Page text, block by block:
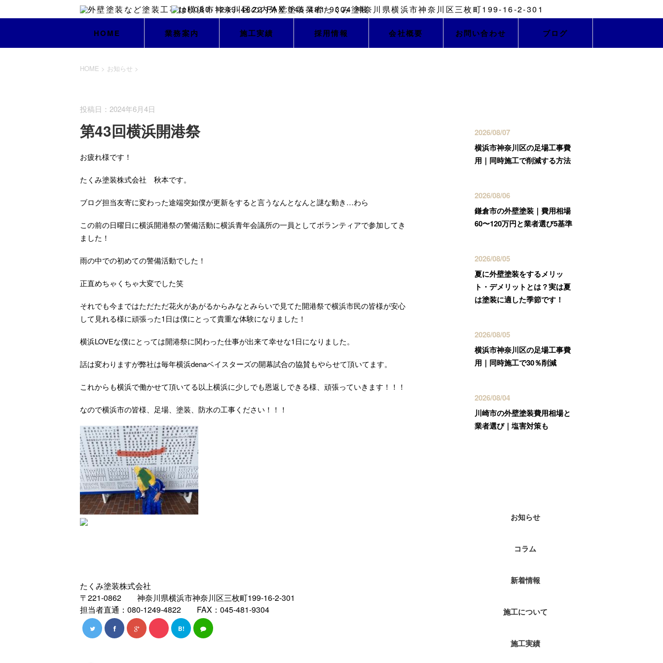
HOME 業務案内 施工実績 採用情報 会社概要 お問い合わせ ブログ
HOME > お知らせ >
投稿日：2024年6月4日
第43回横浜開港祭
お疲れ様です！
たくみ塗装株式会社 秋本です。
ブログ担当友寄に変わった途端突如僕が更新をすると言うなんとなんと謎な動き…わら
この前の日曜日に横浜開港祭の警備活動に横浜青年会議所の一員としてボランティアで参加してき
ました！
雨の中での初めての警備活動でした！
正直めちゃくちゃ大変でした笑
それでも今まではただただ花火があがるからみなとみらいで見てた開港祭で横浜市民の皆様が安心
して見れる様に頑張った1日は僕にとって貴重な体験になりました！
横浜LOVEな僕にとっては開港祭に関わった仕事が出来て幸せな1日になりました。
話は変わりますが弊社は毎年横浜denaベイスターズの開幕試合の協賛もやらせて頂いてます。
これからも横浜で働かせて頂いてる以上横浜に少しでも恩返しできる様、頑張っていきます！！！
なので横浜市の皆様、足場、塗装、防水の工事ください！！！
たくみ塗装株式会社
〒221-0862 神奈川県横浜市神奈川区三枚町199-16-2-301
担当者直通：080-1249-4822 FAX：045-481-9304
B!
2026/08/07
横浜市神奈川区の足場工事費
用｜同時施工で削減する方法
2026/08/06
鎌倉市の外壁塗装｜費用相場
60〜120万円と業者選び5基準
2026/08/05
夏に外壁塗装をするメリッ
ト・デメリットとは？実は夏
は塗装に適した季節です！
2026/08/05
横浜市神奈川区の足場工事費
用｜同時施工で30％削減
2026/08/04
川崎市の外壁塗装費用相場と
業者選び｜塩害対策も
お知らせ
コラム
新着情報
施工について
施工実績